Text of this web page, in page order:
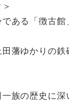
ある「徴古
藩ゆかりの
族の歴史に